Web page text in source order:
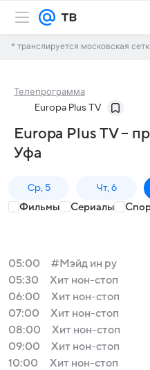
* транслируется московская
Телепрограмма
Europa Plus TV
Europa Plus TV –
Уфа
Ср, 5 Чт, 6
Фильмы Сериалы
05:00
#Мэйд ин ру
05:30
Хит нон-стоп
06:00
Хит нон-стоп
07:00
Хит нон-стоп
08:00
Хит нон-стоп
09:00
Хит нон-стоп
10:00
Хит нон-стоп